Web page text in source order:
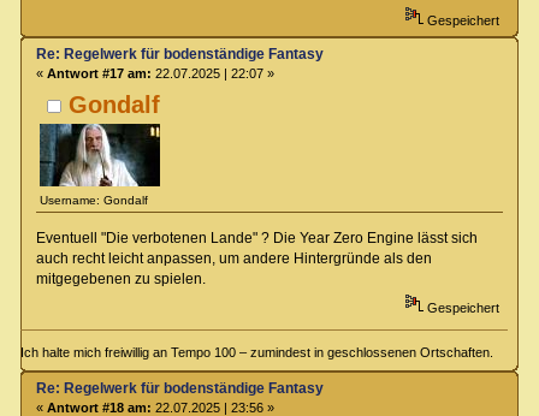
Gespeichert
Gondalf
Username: Gondalf
Re: Regelwerk für bodenständige Fantasy
« Antwort #17 am: 22.07.2025 | 22:07 »
Eventuell "Die verbotenen Lande" ? Die Year Zero Engine lässt sich
auch recht leicht anpassen, um andere Hintergründe als den
mitgegebenen zu spielen.
Gespeichert
Ich halte mich freiwillig an Tempo 100 – zumindest in geschlossenen Ortschaften.
Re: Regelwerk für bodenständige Fantasy
« Antwort #18 am: 22.07.2025 | 23:56 »